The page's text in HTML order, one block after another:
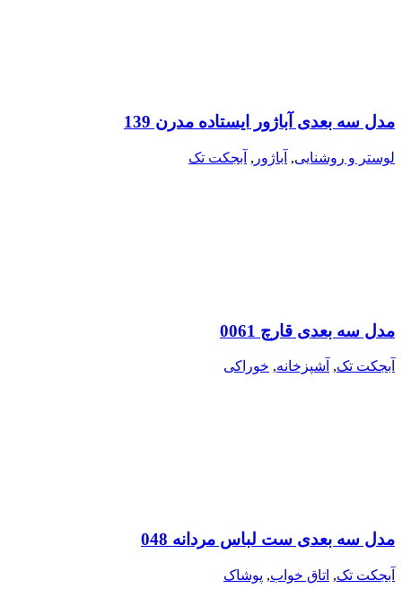
مدل سه بعدی آباژور ایستاده مدرن 139
لوستر و روشنایی, آباژور , آبجکت تک
مدل سه بعدی قارچ 0061
آبجکت تک, آشپزخانه, خوراکی
مدل سه بعدی ست لباس مردانه 048
آبجکت تک, اتاق خواب, پوشاک